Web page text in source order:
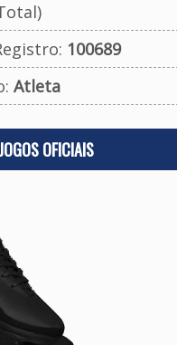
100689
Atleta
OFICIAIS